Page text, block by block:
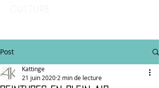
Post
Kattinge
21 juin 2020 2 min de lecture